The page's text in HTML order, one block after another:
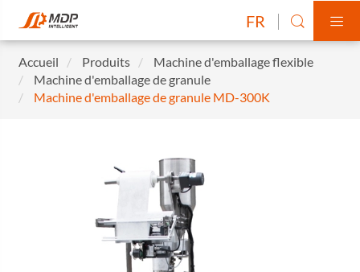
FR  
Accueil Produits
Machine d'emballage flexible
Machine d'emballage de granule
Machine d'emballage de granule MD-300K